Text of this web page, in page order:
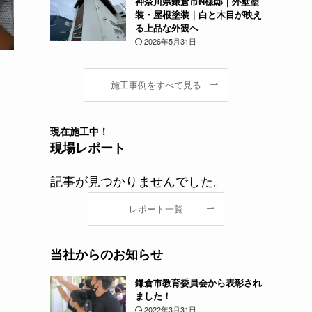
装・屋根塗装｜白と木目が映え
る上品な外観へ
2026年5月31日
施工事例をすべて見る
現在施工中！
現場レポート
記事が見つかりませんでした。
レポート一覧
当社からのお知らせ
鎌倉市教育委員会から表彰され
ました！
2022年3月31日